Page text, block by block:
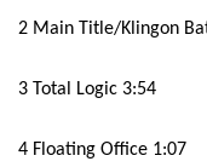
2 Main Title/Klingon
3 Total Logic 3:54
4 Floating Office 1:07